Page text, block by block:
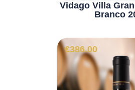
Vidago Villa
Branco
€386.00